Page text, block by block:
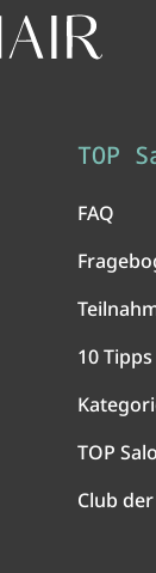
TOP
FAQ
10 Tipps
TOP
Club